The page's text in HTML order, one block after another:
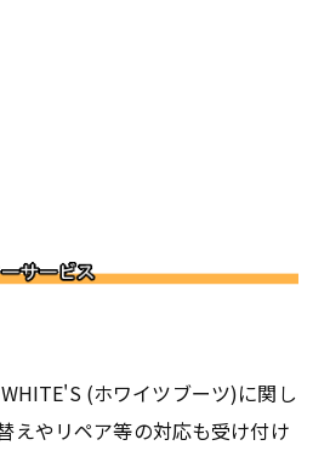
(ホワイツブーツ)に関し
えやリペア等の対応も受け付け